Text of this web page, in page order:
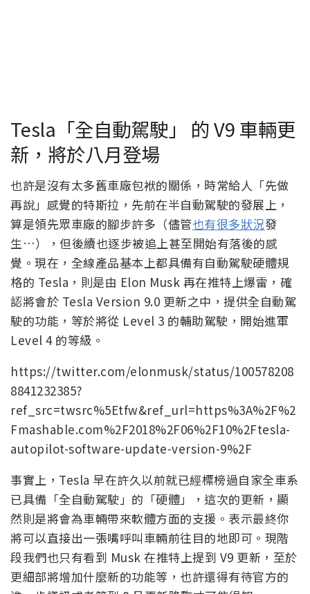
Tesla「全自動駕駛」 的 V9 車輛更
新，將於八月登場
也許是沒有太多舊車廠包袱的關係，時常給人「先做
再說」感覺的特斯拉，先前在半自動駕駛的發展上，
算是領先眾車廠的腳步許多（儘管也有很多狀況發
生…），但後續也逐步被追上甚至開始有落後的感
覺。現在，全線產品基本上都具備有自動駕駛硬體規
格的 Tesla，則是由 Elon Musk 再在推特上爆雷，確
認將會於 Tesla Version 9.0 更新之中，提供全自動駕
駛的功能，等於將從 Level 3 的輔助駕駛，開始進軍
Level 4 的等級。
https://twitter.com/elonmusk/status/100578208
8841232385?
ref_src=twsrc%5Etfw&ref_url=https%3A%2F%2
Fmashable.com%2F2018%2F06%2F10%2Ftesla-
autopilot-software-update-version-9%2F
事實上，Tesla 早在許久以前就已經標榜過自家全車系
已具備「全自動駕駛」的「硬體」，這次的更新，顯
然則是將會為車輛帶來軟體方面的支援。表示最終你
將可以直接出一張嘴呼叫車輛前往目的地即可。現階
段我們也只有看到 Musk 在推特上提到 V9 更新，至於
更細部將增加什麼新的功能等，也許還得有待官方的